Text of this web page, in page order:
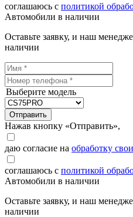
соглашаюсь с политикой
Автомобили в наличии
Оставьте заявку, и наш
наличии
Выберите модель
Отправить
Нажав кнопку «Отправить»,
даю согласие на обработку
соглашаюсь с политикой
Автомобили в наличии
Оставьте заявку, и наш
наличии